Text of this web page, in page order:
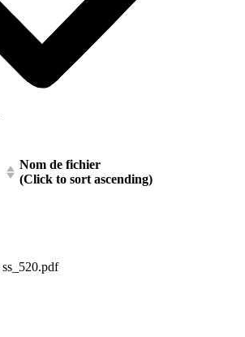
Nom de fichier
(Click to sort ascending)
ss_520.pdf